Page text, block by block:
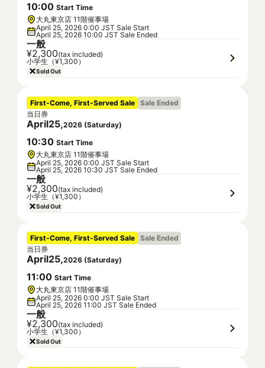
10:00 Start Time
大丸東京店 11階催事場
April 25, 2026 0:00 JST Sale Start
April 25, 2026 10:00 JST Sale Ended
一般
¥2,300(tax included)
小学生（¥1,300）
Sold Out
First-Come, First-Served Sale Sale Ended
当日券
April25,2026 (Saturday)
10:30 Start Time
大丸東京店 11階催事場
April 25, 2026 0:00 JST Sale Start
April 25, 2026 10:30 JST Sale Ended
一般
¥2,300(tax included)
小学生（¥1,300）
Sold Out
First-Come, First-Served Sale Sale Ended
当日券
April25,2026 (Saturday)
11:00 Start Time
大丸東京店 11階催事場
April 25, 2026 0:00 JST Sale Start
April 25, 2026 11:00 JST Sale Ended
一般
¥2,300(tax included)
小学生（¥1,300）
Sold Out